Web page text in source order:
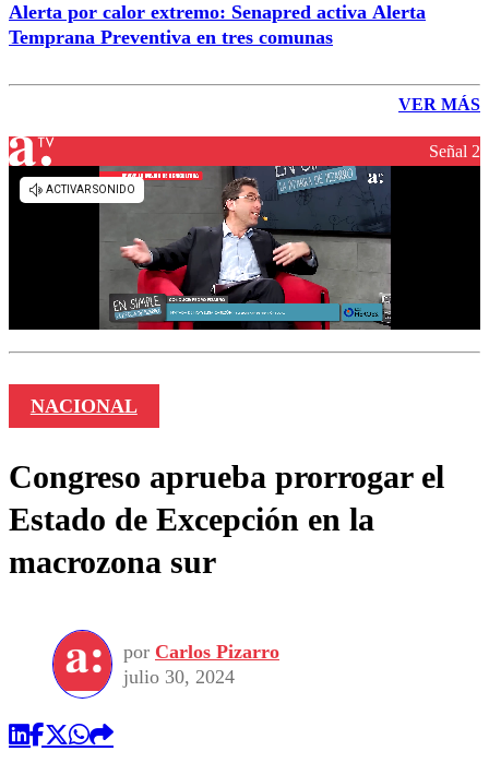
Alerta por calor extremo: Senapred activa Alerta
Temprana Preventiva en tres comunas
VER MÁS
Señal 2
NACIONAL
Congreso aprueba prorrogar el
Estado de Excepción en la
macrozona sur
por Carlos Pizarro
julio 30, 2024